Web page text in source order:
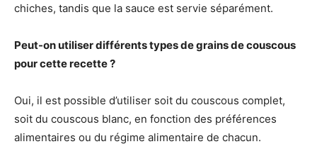
chiches, tandis que la sauce est servie séparément.
Peut-on utiliser différents types de grains de couscous
pour cette recette ?
Oui, il est possible d’utiliser soit du couscous complet,
soit du couscous blanc, en fonction des préférences
alimentaires ou du régime alimentaire de chacun.